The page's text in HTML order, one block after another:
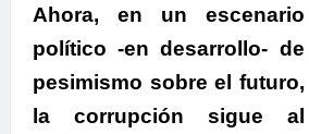
Ahora, en un escenario
político -en desarrollo- de
pesimismo sobre el futuro,
la corrupción sigue al